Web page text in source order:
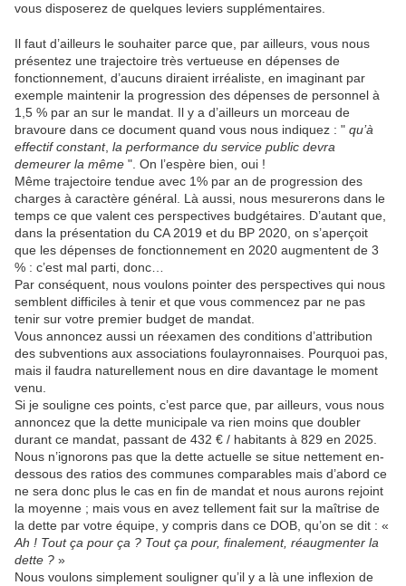
vous disposerez de quelques leviers supplémentaires.
Il faut d’ailleurs le souhaiter parce que, par ailleurs, vous nous
présentez une trajectoire très vertueuse en dépenses de
fonctionnement, d’aucuns diraient irréaliste, en imaginant par
exemple maintenir la progression des dépenses de personnel à
1,5 % par an sur le mandat. Il y a d’ailleurs un morceau de
bravoure dans ce document quand vous nous indiquez : " qu’à
effectif constant, la performance du service public devra
demeurer la même ". On l’espère bien, oui !
Même trajectoire tendue avec 1% par an de progression des
charges à caractère général. Là aussi, nous mesurerons dans le
temps ce que valent ces perspectives budgétaires. D’autant que,
dans la présentation du CA 2019 et du BP 2020, on s’aperçoit
que les dépenses de fonctionnement en 2020 augmentent de 3
% : c’est mal parti, donc…
Par conséquent, nous voulons pointer des perspectives qui nous
semblent difficiles à tenir et que vous commencez par ne pas
tenir sur votre premier budget de mandat.
Vous annoncez aussi un réexamen des conditions d’attribution
des subventions aux associations foulayronnaises. Pourquoi pas,
mais il faudra naturellement nous en dire davantage le moment
venu.
Si je souligne ces points, c’est parce que, par ailleurs, vous nous
annoncez que la dette municipale va rien moins que doubler
durant ce mandat, passant de 432 € / habitants à 829 en 2025.
Nous n’ignorons pas que la dette actuelle se situe nettement en-
dessous des ratios des communes comparables mais d’abord ce
ne sera donc plus le cas en fin de mandat et nous aurons rejoint
la moyenne ; mais vous en avez tellement fait sur la maîtrise de
la dette par votre équipe, y compris dans ce DOB, qu’on se dit : «
Ah ! Tout ça pour ça ? Tout ça pour, finalement, réaugmenter la
dette ? »
Nous voulons simplement souligner qu’il y a là une inflexion de